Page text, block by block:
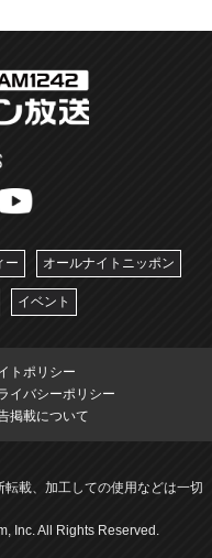
ー オールナイトニッポン
イベント
トポリシー
イバシーポリシー
掲載について
載、加工しての使用などは一切
Inc. All Rights Reserved.